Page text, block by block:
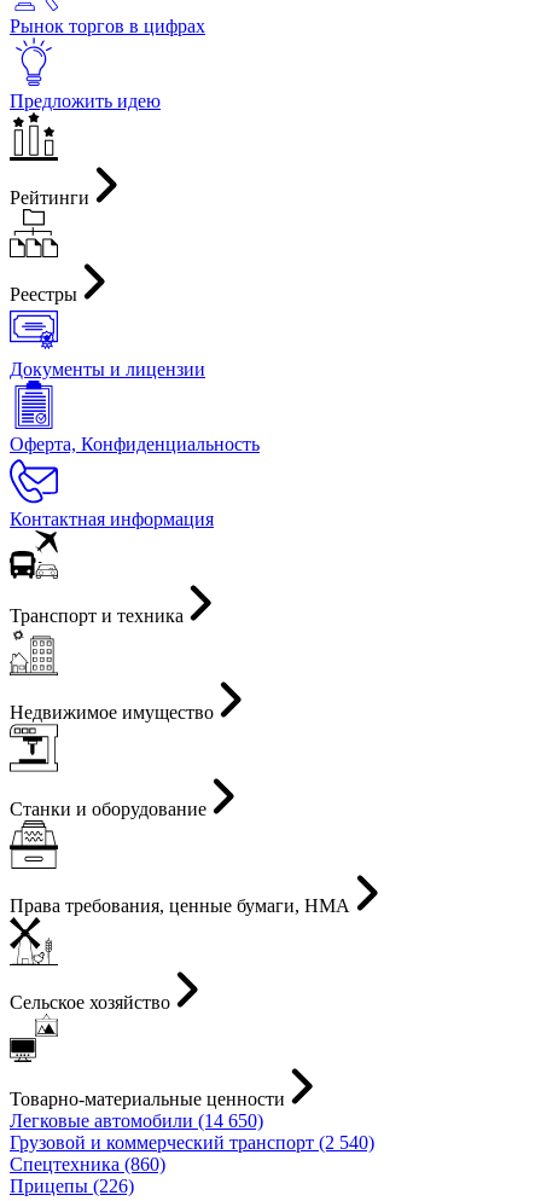
Рынок торгов в цифрах
Предложить идею
Рейтинги
Реестры
Документы и лицензии
Оферта, Конфиденциальность
Контактная информация
Транспорт и техника
Недвижимое имущество
Станки и оборудование
Права требования, ценные бумаги, НМА
Сельское хозяйство
Товарно-материальные ценности
Легковые автомобили (14 650)
Грузовой и коммерческий транспорт (2 540)
Спецтехника (860)
Прицепы (226)